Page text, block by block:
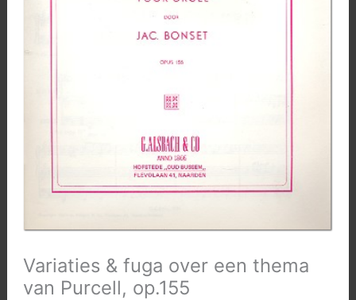
Variaties & fuga over een thema
van Purcell, op.155